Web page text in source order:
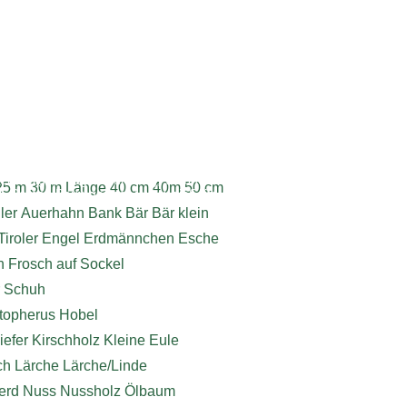
m 30 m Länge 40 cm 40m 50 cm
Auerhahn Bank Bär Bär klein
Engel Erdmännchen Esche
Frosch auf Sockel
Schuh
Hobel
Kirschholz Kleine Eule
Lärche Lärche/Linde
Nuss Nussholz Ölbaum
Programmierung, Webhosting
Roman Baumgartner | www.dieSeite.at